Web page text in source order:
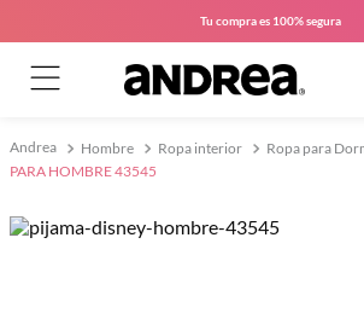
Tu compra es 100% segura
Hombre Ropa interior Ropa para
PARA HOMBRE 43545